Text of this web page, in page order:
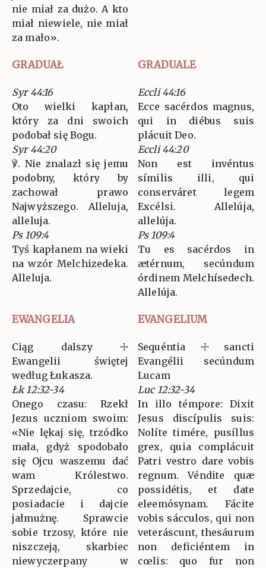
nie miał za dużo. A kto
miał niewiele, nie miał
za mało».
GRADUAŁ GRADUALE
Syr 44:16
Oto wielki kapłan,
który za dni swoich
podobał się Bogu.
Syr 44:20
℣. Nie znalazł się jemu
podobny, który by
zachował prawo
Najwyższego. Alleluja,
alleluja.
Ps 109:4
Tyś kapłanem na wieki
na wzór Melchizedeka.
Alleluja.
Eccli 44:16
Ecce sacérdos magnus,
qui in diébus suis
plácuit Deo.
Eccli 44:20
Non est invéntus
símilis illi, qui
conserváret legem
Excélsi. Allelúja,
allelúja.
Ps 109:4
Tu es sacérdos in
ætérnum, secúndum
órdinem Melchísedech.
Allelúja.
EWANGELIA EVANGELIUM
Ciąg dalszy ☩
Ewangelii świętej
według Łukasza.
Łk 12:32-34
Onego czasu: Rzekł
Jezus uczniom swoim:
«Nie lękaj się, trzódko
mała, gdyż spodobało
się Ojcu waszemu dać
wam Królestwo.
Sprzedajcie, co
posiadacie i dajcie
jałmużnę. Sprawcie
sobie trzosy, które nie
niszczeją, skarbiec
niewyczerpany w
Sequéntia ☩ sancti
Evangélii secúndum
Lucam
Luc 12:32-34
In illo témpore: Dixit
Jesus discípulis suis:
Nolíte timére, pusíllus
grex, quia complácuit
Patri vestro dare vobis
regnum. Véndite quæ
possidétis, et date
eleemósynam. Fácite
vobis sácculos, qui non
veteráscunt, thesáurum
non deficiéntem in
cœlis: quo fur non